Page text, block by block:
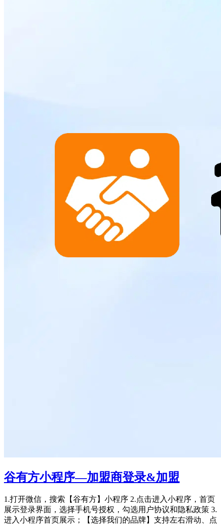
谷有方小程序—加盟商登录&加盟
1.打开微信，搜索【谷有方】小程序 2.点击进入小程序，首页
展示登录界面，选择手机号授权，勾选用户协议和隐私政策 3.
进入小程序首页展示；【选择我们的品牌】支持左右滑动、点